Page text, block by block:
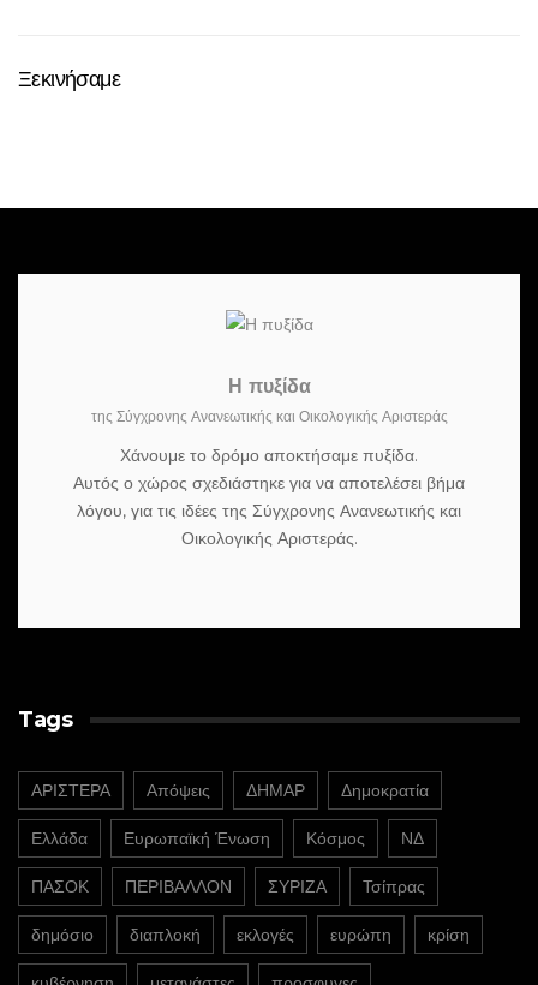
Ξεκινήσαμε
Η πυξίδα
της Σύγχρονης Ανανεωτικής και Οικολογικής Αριστεράς
Χάνουμε το δρόμο αποκτήσαμε πυξίδα.
Αυτός ο χώρος σχεδιάστηκε για να αποτελέσει βήμα
λόγου, για τις ιδέες της Σύγχρονης Ανανεωτικής και
Οικολογικής Αριστεράς.
Tags
ΑΡΙΣΤΕΡΑ Απόψεις ΔΗΜΑΡ Δημοκρατία
Ελλάδα Ευρωπαϊκή Ένωση Κόσμος ΝΔ
ΠΑΣΟΚ ΠΕΡΙΒΑΛΛΟΝ ΣΥΡΙΖΑ Τσίπρας
δημόσιο διαπλοκή εκλογές ευρώπη κρίση